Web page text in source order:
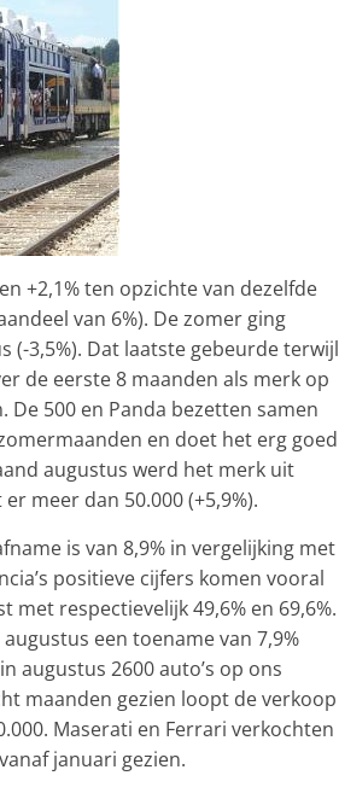
+2,1% ten opzichte van dezelfde
van 6%). De zomer ging
(-3,5%). Dat laatste gebeurde terwijl
de eerste 8 maanden als merk op
500 en Panda bezetten samen
en doet het erg goed
augustus werd het merk uit
meer dan 50.000 (+5,9%).
is van 8,9% in vergelijking met
positieve cijfers komen vooral
respectievelijk 49,6% en 69,6%.
een toename van 7,9%
augustus 2600 auto’s op ons
maanden gezien loopt de verkoop
Maserati en Ferrari verkochten
januari gezien.